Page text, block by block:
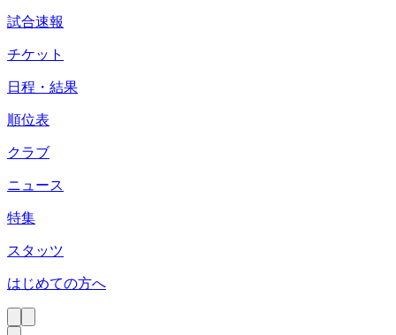
試合速報
チケット
日程・結果
順位表
クラブ
ニュース
特集
スタッツ
はじめての方へ